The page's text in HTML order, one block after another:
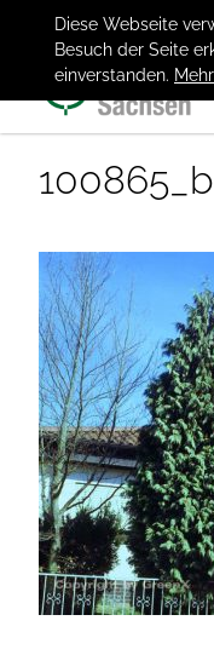
Diese Webseite
Besuch der Seite
einverstanden.
100865_b